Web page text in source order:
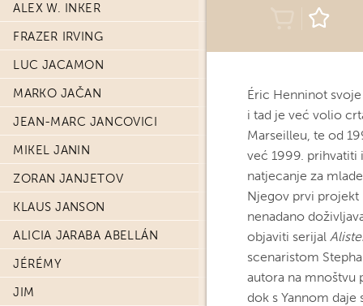
ALEX W. INKER
FRAZER IRVING
LUC JACAMON
MARKO JAČAN
JEAN-MARC JANCOVICI
MIKEL JANIN
ZORAN JANJETOV
KLAUS JANSON
ALICIA JARABA ABELLÁN
JÉRÉMY
JIM
Éric Henninot
i tad je već volio
Marseilleu, te od
već 1999. prihvatiti
natjecanje za
Njegov prvi
nenadano
objaviti serijal
scenaristom
autora na mnoštvu
dok s Yannom